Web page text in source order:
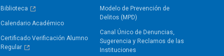
Biblioteca
Calendario Académico
Certificado Verificación Alumno
Regular
Modelo de Prevención de
Delitos (MPD)
Canal Único de Denuncias,
Sugerencia y Reclamos de las
Instituciones